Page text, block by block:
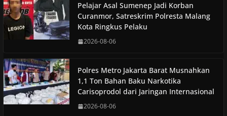
Pelajar Asal Sumenep Jadi Korban
Curanmor, Satreskrim Polresta Malang
Kota Ringkus Pelaku
2026-08-06
Polres Metro Jakarta Barat Musnahkan
1,1 Ton Bahan Baku Narkotika
Carisoprodol dari Jaringan Internasional
2026-08-06